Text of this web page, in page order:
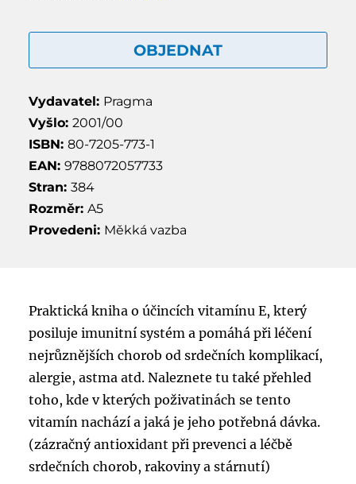
OBJEDNAT
Vydavatel: Pragma
Vyšlo: 2001/00
ISBN: 80-7205-773-1
EAN: 9788072057733
Stran: 384
Rozměr: A5
Provedeni: Měkká vazba
Praktická kniha o účincích vitamínu E, který
posiluje imunitní systém a pomáhá při léčení
nejrůznějších chorob od srdečních komplikací,
alergie, astma atd. Naleznete tu také přehled
toho, kde v kterých poživatinách se tento
vitamín nachází a jaká je jeho potřebná dávka.
(zázračný antioxidant při prevenci a léčbě
srdečních chorob, rakoviny a stárnutí)